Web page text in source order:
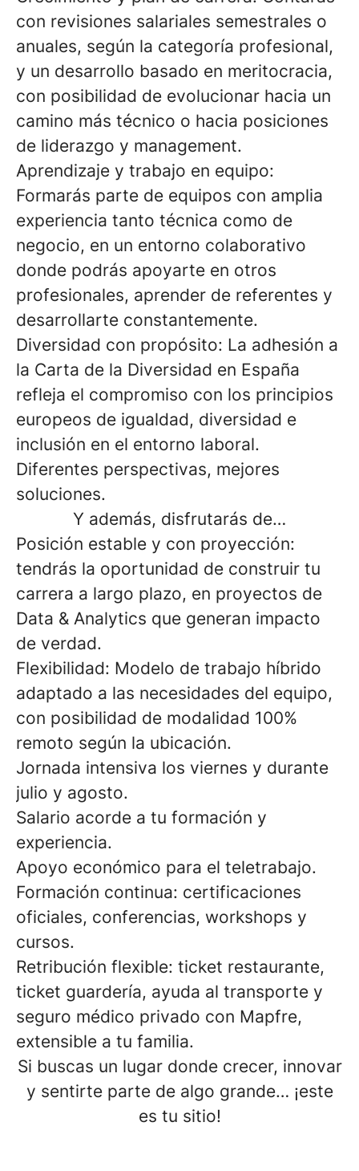
con revisiones salariales semestrales o
anuales, según la categoría profesional,
y un desarrollo basado en meritocracia,
con posibilidad de evolucionar hacia un
camino más técnico o hacia posiciones
de liderazgo y management.
Aprendizaje y trabajo en equipo:
Formarás parte de equipos con amplia
experiencia tanto técnica como de
negocio, en un entorno colaborativo
donde podrás apoyarte en otros
profesionales, aprender de referentes y
desarrollarte constantemente.
Diversidad con propósito: La adhesión a
la Carta de la Diversidad en España
refleja el compromiso con los principios
europeos de igualdad, diversidad e
inclusión en el entorno laboral.
Diferentes perspectivas, mejores
soluciones.
Y además, disfrutarás de…
Posición estable y con proyección:
tendrás la oportunidad de construir tu
carrera a largo plazo, en proyectos de
Data & Analytics que generan impacto
de verdad.
Flexibilidad: Modelo de trabajo híbrido
adaptado a las necesidades del equipo,
con posibilidad de modalidad 100%
remoto según la ubicación.
Jornada intensiva los viernes y durante
julio y agosto.
Salario acorde a tu formación y
experiencia.
Apoyo económico para el teletrabajo.
Formación continua: certificaciones
oficiales, conferencias, workshops y
cursos.
Retribución flexible: ticket restaurante,
ticket guardería, ayuda al transporte y
seguro médico privado con Mapfre,
extensible a tu familia.
Si buscas un lugar donde crecer, innovar
y sentirte parte de algo grande… ¡este
es tu sitio!